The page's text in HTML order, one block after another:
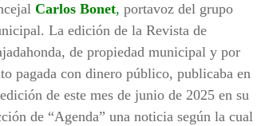
Carlos Bonet, portavoz del grupo
La edición de la Revista de
de propiedad municipal y por
pagada con dinero público, publicaba en
de este mes de junio de 2025 en su
de “Agenda” una noticia según la cual